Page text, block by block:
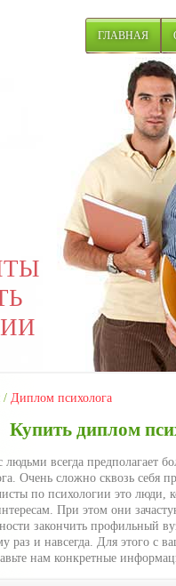
ГЛАВНАЯ
/ Диплом психолога
Купить диплом
людьми всегда предполагает
Очень сложно сквозь себя
по психологии это
При этом они
закончить профильный
раз и навсегда. Для этого с
нам конкретные